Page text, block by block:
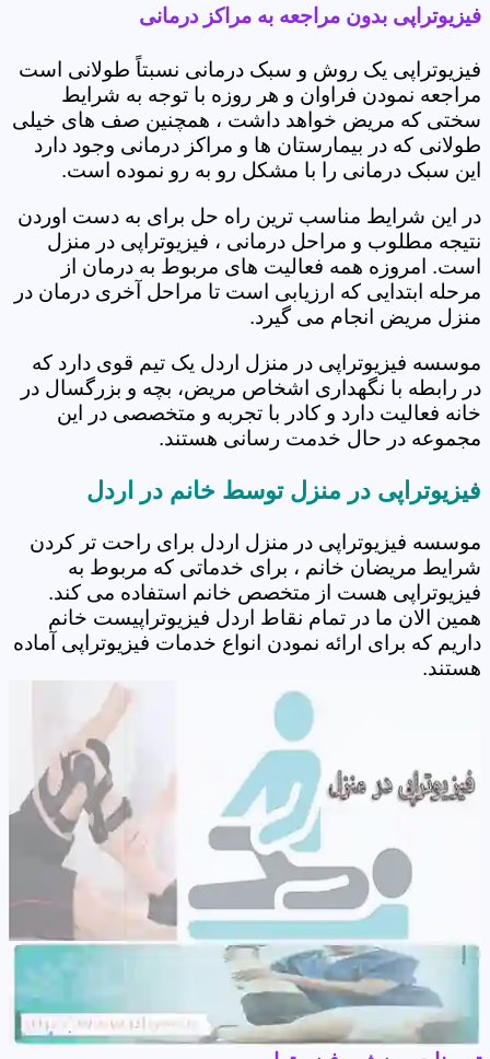
فیزیوتراپی بدون مراجعه به مراکز درمانی
فیزیوتراپی یک روش و سبک درمانی نسبتاً طولانی است
مراجعه نمودن فراوان و هر روزه با توجه به شرایط
سختی که مریض خواهد داشت ، همچنین صف های خیلی
طولانی که در بیمارستان ها و مراکز درمانی وجود دارد
این سبک درمانی را با مشکل رو به رو نموده است.
در این شرایط مناسب ترین راه حل برای به دست اوردن
نتیجه مطلوب و مراحل درمانی ، فیزیوتراپی در منزل
است. امروزه همه فعالیت های مربوط به درمان از
مرحله ابتدایی که ارزیابی است تا مراحل آخری درمان در
منزل مریض انجام می گیرد.
موسسه فیزیوتراپی در منزل اردل یک تیم قوی دارد که
در رابطه با نگهداری اشخاص مریض، بچه و بزرگسال در
خانه فعالیت دارد و کادر با تجربه و متخصصی در این
مجموعه در حال خدمت رسانی هستند.
فیزیوتراپی در منزل توسط خانم در اردل
موسسه فیزیوتراپی در منزل اردل برای راحت تر کردن
شرایط مریضان خانم ، برای خدماتی که مربوط به
فیزیوتراپی هست از متخصص خانم استفاده می کند.
همین الان ما در تمام نقاط اردل فیزیوتراپیست خانم
داریم که برای ارائه نمودن انواع خدمات فیزیوتراپی آماده
هستند.